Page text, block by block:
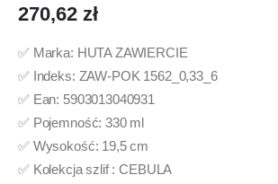
270,62 zł
✅ Marka: HUTA ZAWIERCIE
✅ Indeks: ZAW-POK 1562_0,33_6
✅ Ean: 5903013040931
✅ Pojemność: 330 ml
✅ Wysokość: 19,5 cm
✅ Kolekcja szlif : CEBULA